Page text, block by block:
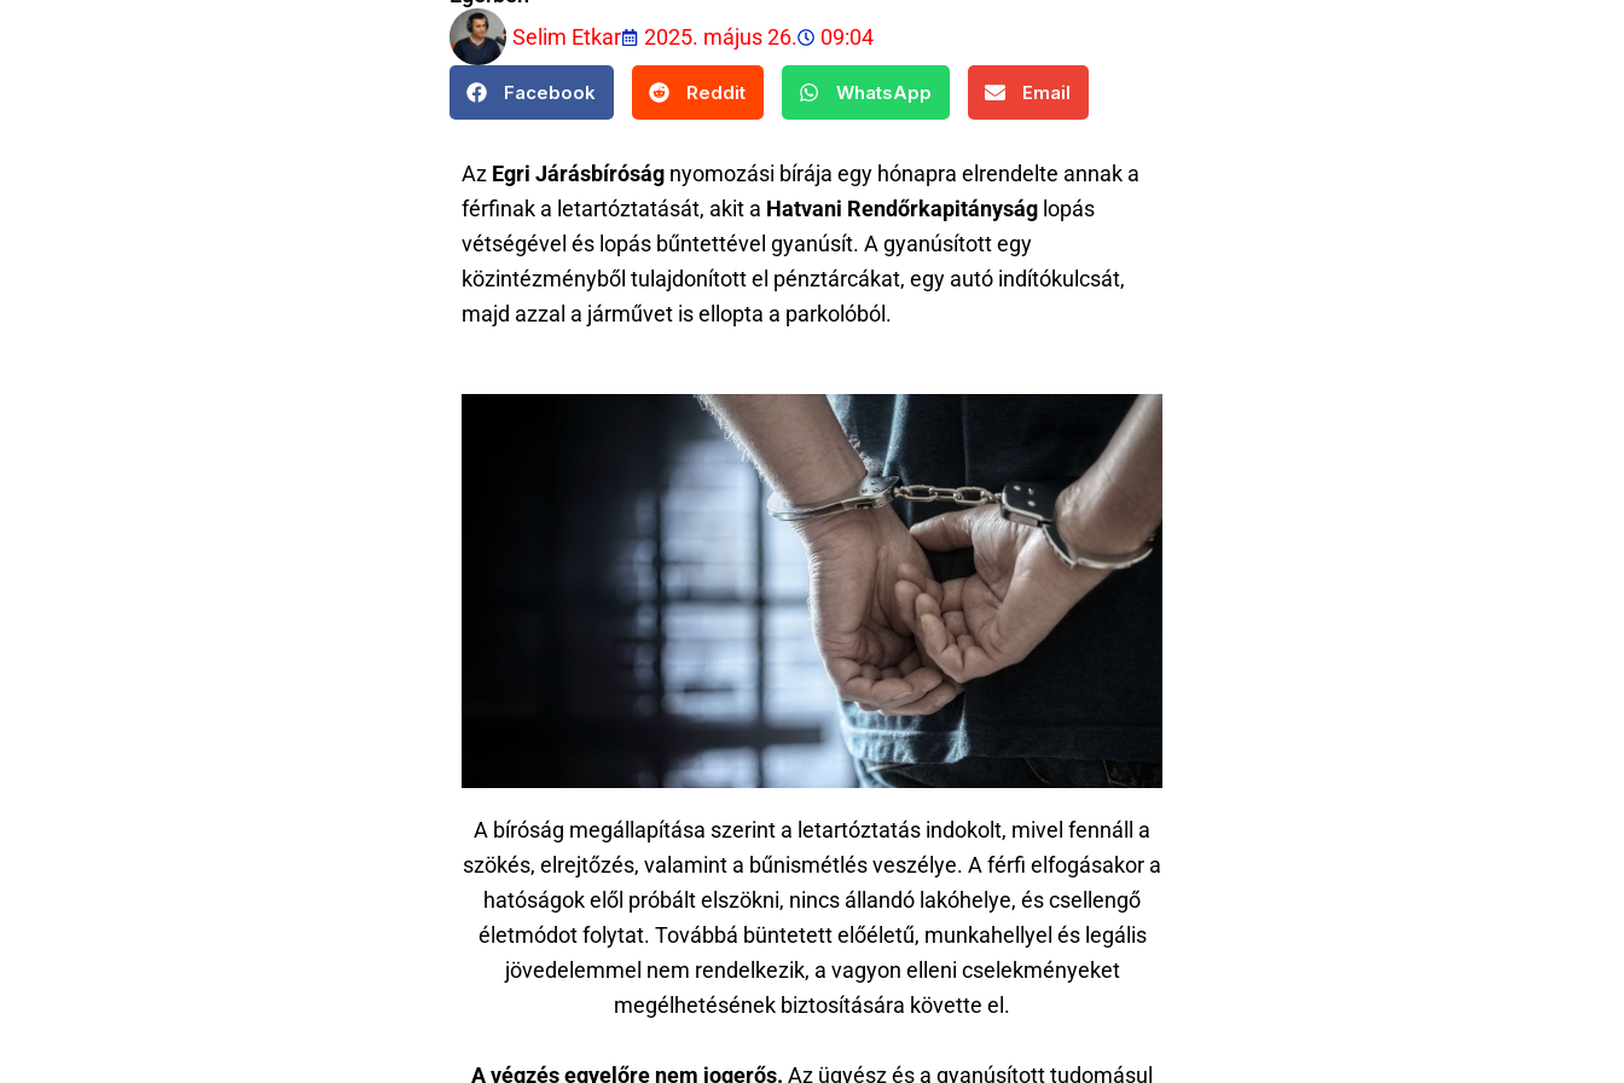
Selim Etkar
2025. május 26. 09:04
Facebook Reddit WhatsApp Email
Az Egri Járásbíróság nyomozási bírája egy hónapra elrendelte annak a
férfinak a letartóztatását, akit a Hatvani Rendőrkapitányság lopás
vétségével és lopás bűntettével gyanúsít. A gyanúsított egy
közintézményből tulajdonított el pénztárcákat, egy autó indítókulcsát,
majd azzal a járművet is ellopta a parkolóból.
A bíróság megállapítása szerint a letartóztatás indokolt, mivel fennáll a
szökés, elrejtőzés, valamint a bűnismétlés veszélye. A férfi elfogásakor a
hatóságok elől próbált elszökni, nincs állandó lakóhelye, és csellengő
életmódot folytat. Továbbá büntetett előéletű, munkahellyel és legális
jövedelemmel nem rendelkezik, a vagyon elleni cselekményeket
megélhetésének biztosítására követte el.
A végzés egyelőre nem jogerős. Az ügyész és a gyanúsított tudomásul